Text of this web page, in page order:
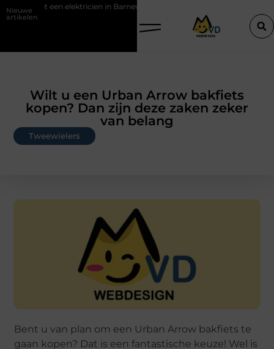
Nieuwe
artikelen
met een elektricien in Barneveld
Wilt u een Urban Arrow bakfiets
kopen? Dan zijn deze zaken zeker
van belang
Tweewielers
Bent u van plan om een Urban Arrow bakfiets te
gaan kopen? Dat is een fantastische keuze! Wel is